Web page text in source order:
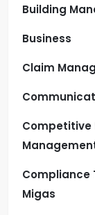
Building
Business
Claim
Competitive
Compliance
Migas